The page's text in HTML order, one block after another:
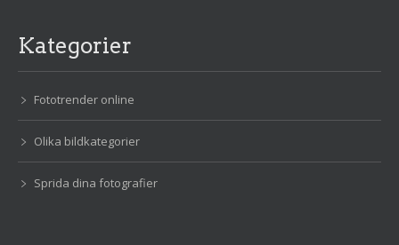
Kategorier
Fototrender online
Olika bildkategorier
Sprida dina fotografier